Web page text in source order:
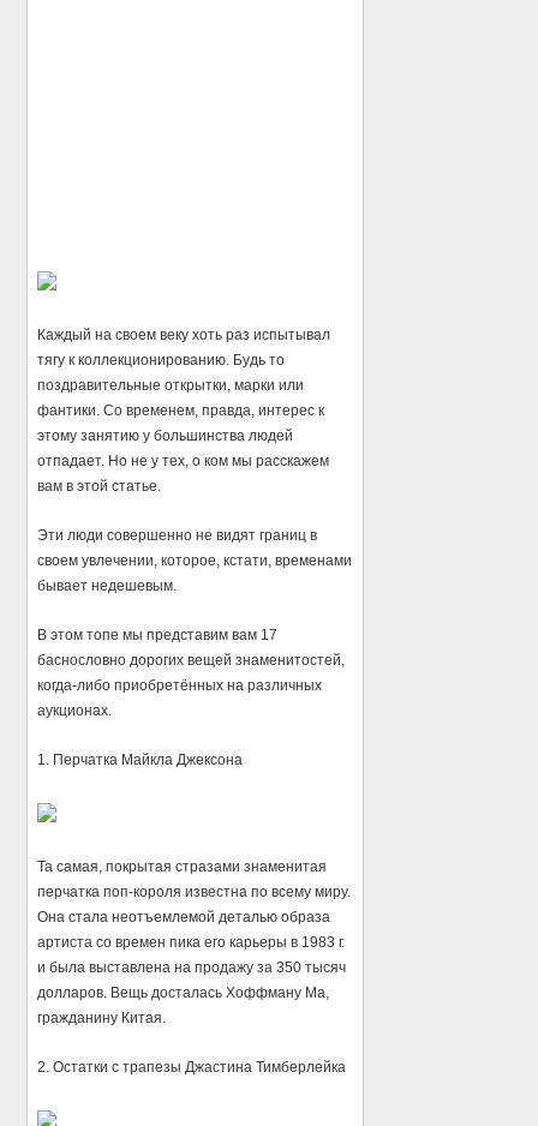
Каждый на своем веку хоть раз испытывал
тягу к коллекционированию. Будь то
поздравительные открытки, марки или
фантики. Со временем, правда, интерес к
этому занятию у большинства людей
отпадает. Но не у тех, о ком мы расскажем
вам в этой статье.
Эти люди совершенно не видят границ в
своем увлечении, которое, кстати, временами
бывает недешевым.
В этом топе мы представим вам 17
баснословно дорогих вещей знаменитостей,
когда-либо приобретённых на различных
аукционах.
1. Перчатка Майкла Джексона
Та самая, покрытая стразами знаменитая
перчатка поп-короля известна по всему миру.
Она стала неотъемлемой деталью образа
артиста со времен пика его карьеры в 1983 г.
и была выставлена на продажу за 350 тысяч
долларов. Вещь досталась Хоффману Ма,
гражданину Китая.
2. Остатки с трапезы Джастина Тимберлейка